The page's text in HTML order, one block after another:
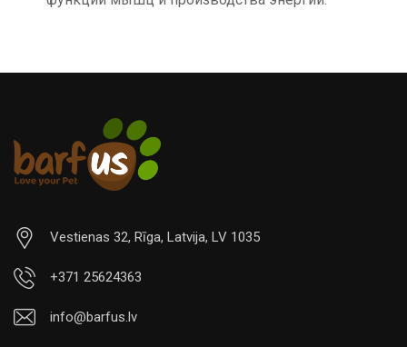
Vestienas 32, Rīga, Latvija, LV 1035
+371 25624363
info@barfus.lv